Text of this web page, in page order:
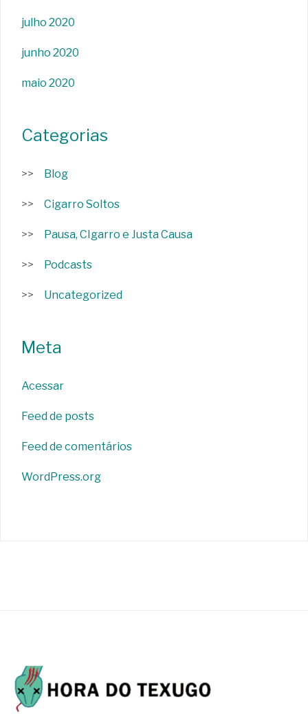
julho 2020
junho 2020
maio 2020
Categorias
Blog
Cigarro Soltos
Pausa, CIgarro e Justa Causa
Podcasts
Uncategorized
Meta
Acessar
Feed de posts
Feed de comentários
WordPress.org